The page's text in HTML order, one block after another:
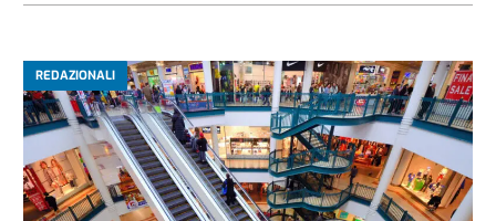
REDAZIONALI